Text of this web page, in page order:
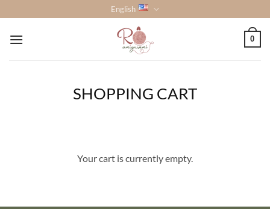
to
content
English
0
SHOPPING CART
Your cart is currently empty.